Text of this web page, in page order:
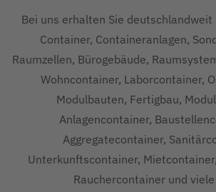
Bei uns erhalten Sie deutschlandweit
Container, Containeranlagen,
Raumzellen, Bürogebäude,
Wohncontainer, Laborcontainer,
Modulbauten, Fertigbau,
Anlagencontainer,
Aggregatecontainer,
Unterkunftscontainer,
Rauchercontainer und